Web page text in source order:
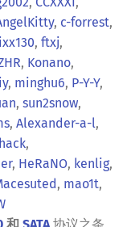
, c-forrest,
, ftxj,
, Konano,
, minghu6, P-Y-Y,
, sun2snow,
, Alexander-a-l,
,
, HeRaNO, kenlig,
, mao1t,